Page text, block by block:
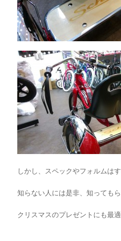
しかし、スペックやフォルムは
知らない人には是非、知っても
クリスマスのプレゼントにも最